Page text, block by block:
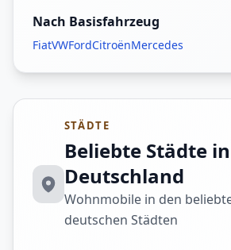
Nach Basisfahrzeug
FiatVWFordCitroënMercedes
STÄDTE
Beliebte Städte in
Deutschland
Wohnmobile in den
deutschen Städten